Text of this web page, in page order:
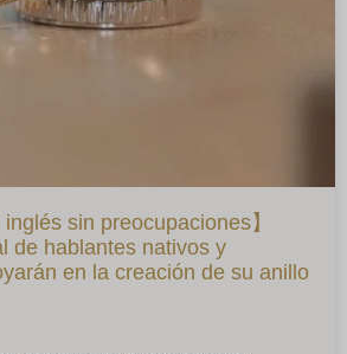
inglés sin preocupaciones】
de hablantes nativos y
en la creación de su anillo